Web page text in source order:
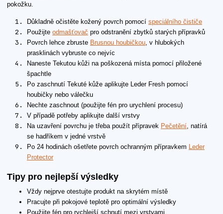
pokožku.
Důkladně očistěte kožený povrch pomocí speciálního čističe
Použijte odmašťovač pro odstranění zbytků starých přípravků
Povrch lehce zbruste Brusnou houbičkou, v hlubokých
prasklinách vybruste co nejvíc
Naneste Tekutou kůži na poškozená místa pomocí přiložené
špachtle
Po zaschnutí Tekuté kůže aplikujte Leder Fresh pomocí
houbičky nebo válečku
Nechte zaschnout (použijte fén pro urychlení procesu)
V případě potřeby aplikujte další vrstvy
Na uzavření povrchu je třeba použít přípravek Pečetění, natírá
se hadříkem v jedné vrstvě
Po 24 hodinách ošetřete povrch ochranným přípravkem Leder
Protector
Tipy pro nejlepší výsledky
Vždy nejprve otestujte produkt na skrytém místě
Pracujte při pokojové teplotě pro optimální výsledky
Použijte fén pro rychlejší schnutí mezi vrstvami